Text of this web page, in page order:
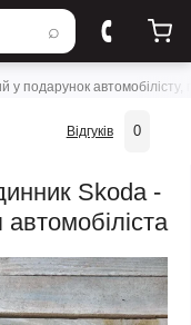
⌕
у подарунок
Відгуків 0
Skoda -